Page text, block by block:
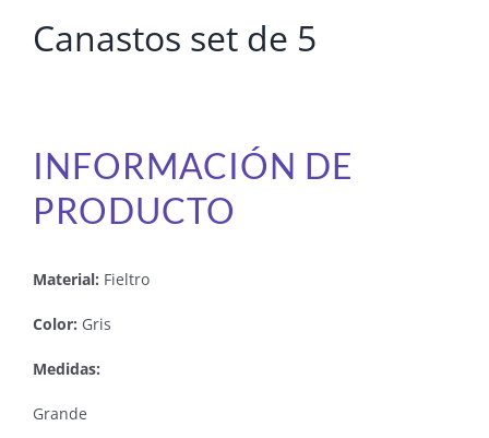
Canastos set de 5
INFORMACIÓN DE
PRODUCTO
Material: Fieltro
Color: Gris
Medidas:
Grande